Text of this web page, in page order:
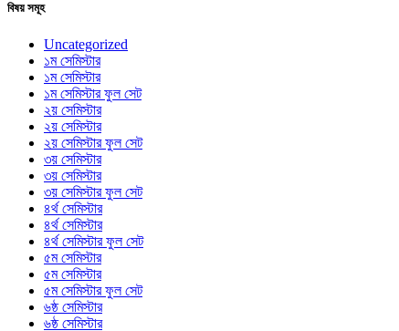
বিষয় সমূহ
Uncategorized
১ম সেমিস্টার
১ম সেমিস্টার
১ম সেমিস্টার ফুল সেট
২য় সেমিস্টার
২য় সেমিস্টার
২য় সেমিস্টার ফুল সেট
৩য় সেমিস্টার
৩য় সেমিস্টার
৩য় সেমিস্টার ফুল সেট
৪র্থ সেমিস্টার
৪র্থ সেমিস্টার
৪র্থ সেমিস্টার ফুল সেট
৫ম সেমিস্টার
৫ম সেমিস্টার
৫ম সেমিস্টার ফুল সেট
৬ষ্ঠ সেমিস্টার
৬ষ্ঠ সেমিস্টার